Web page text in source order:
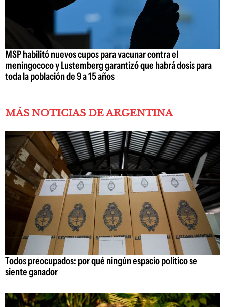
MSP habilitó nuevos cupos para vacunar contra el
meningococo y Lustemberg garantizó que habrá dosis para
toda la población de 9 a 15 años
MÁS NOTICIAS DE ARGENTINA
Todos preocupados: por qué ningún espacio político se
siente ganador